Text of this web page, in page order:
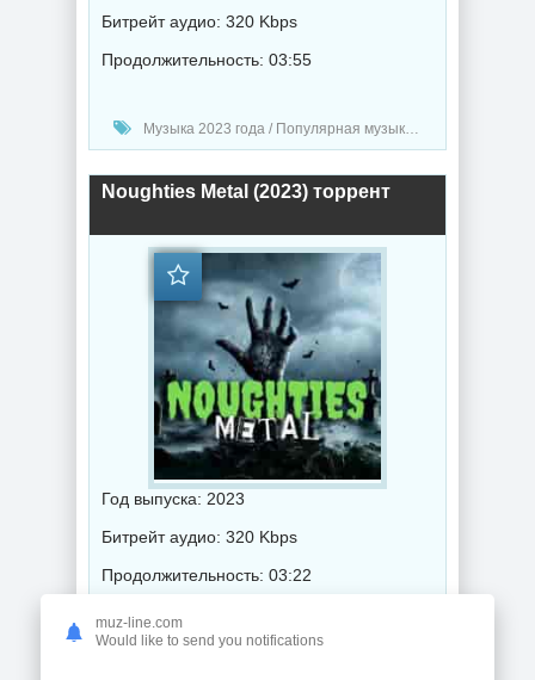
Битрейт аудио: 320 Kbps
Продолжительность: 03:55
Музыка 2023 года / Популярная музыка / Рок - альтернативная музыка / Метал музыка / Музыка VA
Noughties Metal (2023) торрент
Год выпуска: 2023
Битрейт аудио: 320 Kbps
Продолжительность: 03:22
Музыка 2023 года / Популярная музыка / Метал музыка / Музыка VA
muz-line.com
Would like to send you notifications